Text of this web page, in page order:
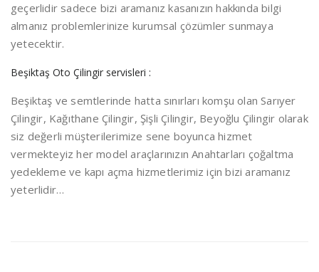
geçerlidir sadece bizi aramanız kasanızın hakkında bilgi
almanız problemlerinize kurumsal çözümler sunmaya
yetecektir.
Beşiktaş Oto Çilingir servisleri :
Beşiktaş ve semtlerinde hatta sınırları komşu olan Sarıyer
Çilingir, Kağıthane Çilingir, Şişli Çilingir, Beyoğlu Çilingir olarak
siz değerli müşterilerimize sene boyunca hizmet
vermekteyiz her model araçlarınızın Anahtarları çoğaltma
yedekleme ve kapı açma hizmetlerimiz için bizi aramanız
yeterlidir…